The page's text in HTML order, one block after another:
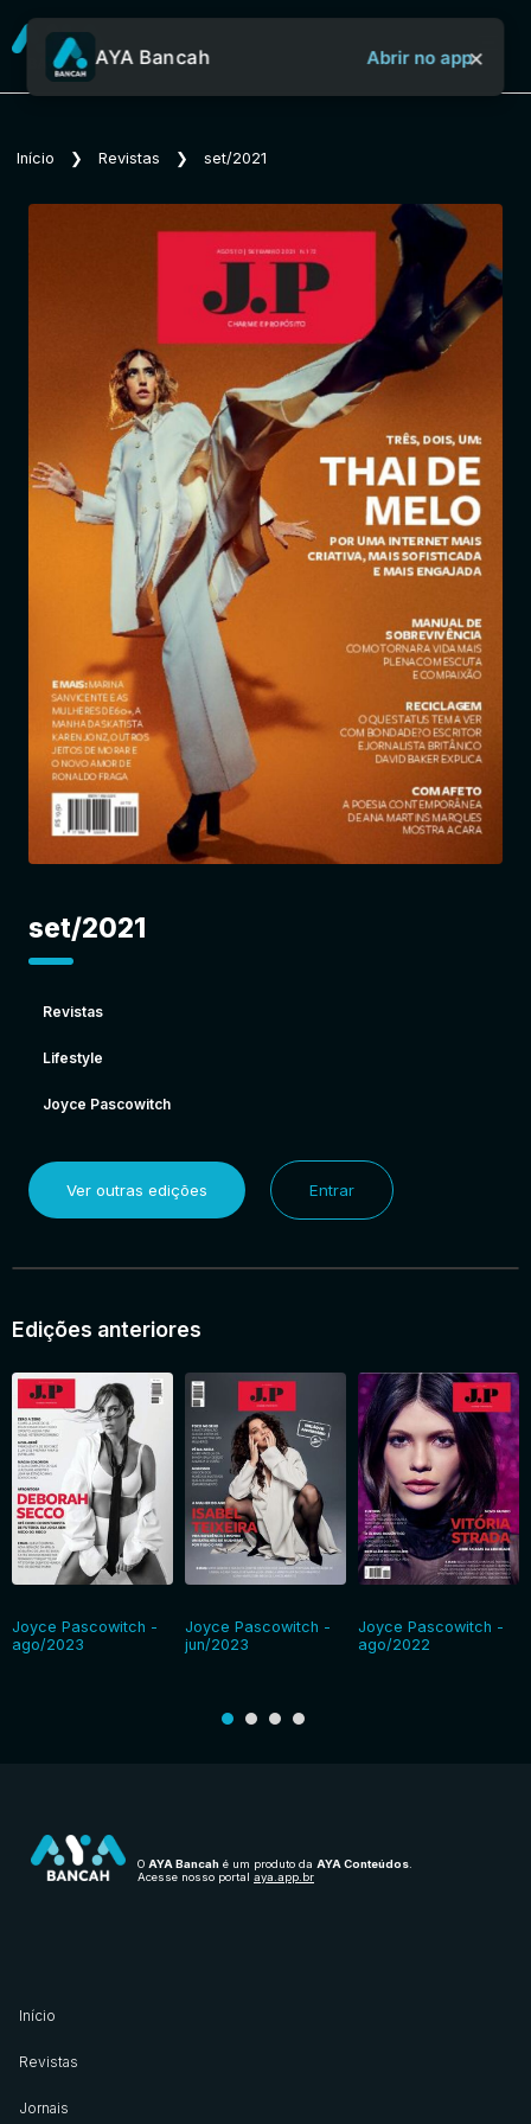
Sobre o Aya Bancah
Revistas
Jornais
Notícias
AYA Bancah Abrir no app×
Início ❯ Revistas ❯ set/2021
set/2021
Revistas
Lifestyle
Joyce Pascowitch
Ver outras edições Entrar
Edições anteriores
Joyce Pascowitch -
ago/2023
Joyce Pascowitch -
jun/2023
Joyce Pascowitch -
ago/2022
O AYA Bancah é um produto da AYA Conteúdos
Acesse nosso portal aya.app.br
Início
Revistas
Jornais